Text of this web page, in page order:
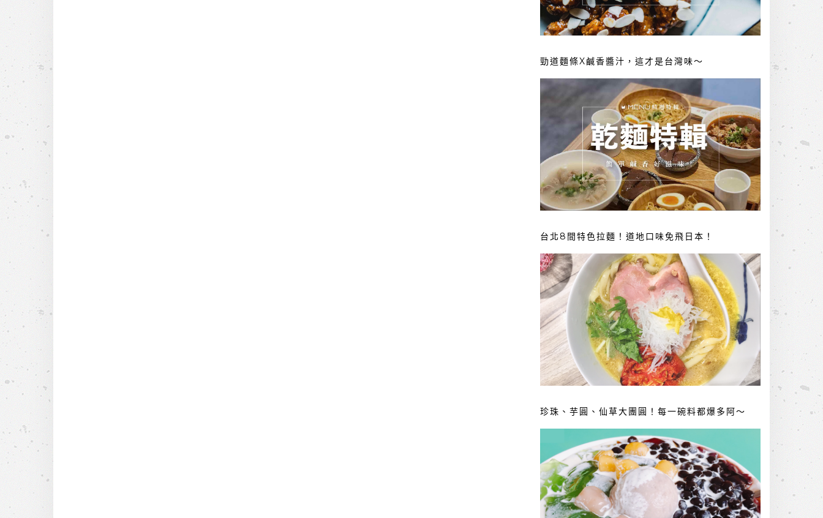
勁道麵條X鹹香醬汁，這才是台灣味～
台北8間特色拉麵！道地口味免飛日本！
珍珠、芋圓、仙草大團圓！每一碗料都爆多阿～